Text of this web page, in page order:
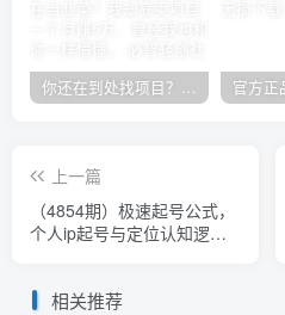
你还在到处找项目？还在当韭菜？我却靠卖项目一个月赚5万，曾经我也和你一样懵懂。
上一篇
（4854期）极速起号公式，
个人ip起号与定位认知逻
相关推荐